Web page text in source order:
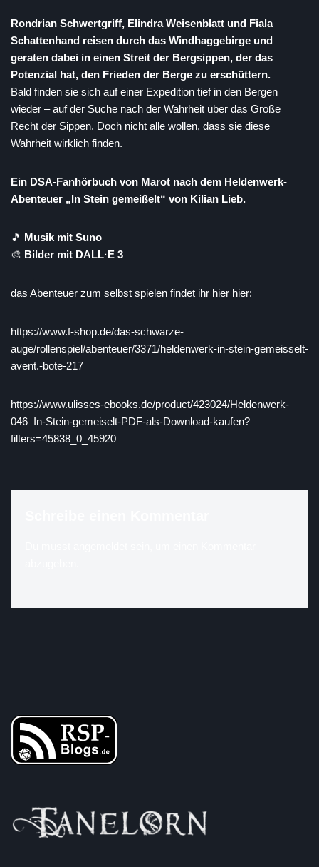
Rondrian Schwertgriff, Elindra Weisenblatt und Fiala
Schattenhand reisen durch das Windhaggebirge und
geraten dabei in einen Streit der Bergsippen, der das
Potenzial hat, den Frieden der Berge zu erschüttern.
Bald finden sie sich auf einer Expedition tief in den Bergen
wieder – auf der Suche nach der Wahrheit über das Große
Recht der Sippen. Doch nicht alle wollen, dass sie diese
Wahrheit wirklich finden.
Ein DSA-Fanhörbuch von Marot nach dem Heldenwerk-
Abenteuer „In Stein gemeißelt“ von Kilian Lieb.
🎵 Musik mit Suno
🎨 Bilder mit DALL·E 3
das Abenteuer zum selbst spielen findet ihr hier hier:
https://www.f-shop.de/das-schwarze-
auge/rollenspiel/abenteuer/3371/heldenwerk-in-stein-gemeisselt-
avent.-bote-217
https://www.ulisses-ebooks.de/product/423024/Heldenwerk-
046–In-Stein-gemeiselt-PDF-als-Download-kaufen?
filters=45838_0_45920